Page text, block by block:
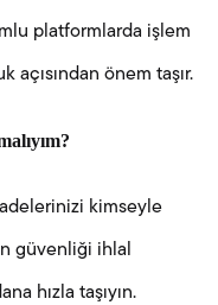
platformlarda işlem
açısından önem taşır.
kimseyle
güvenliği ihlal
hızla taşıyın.